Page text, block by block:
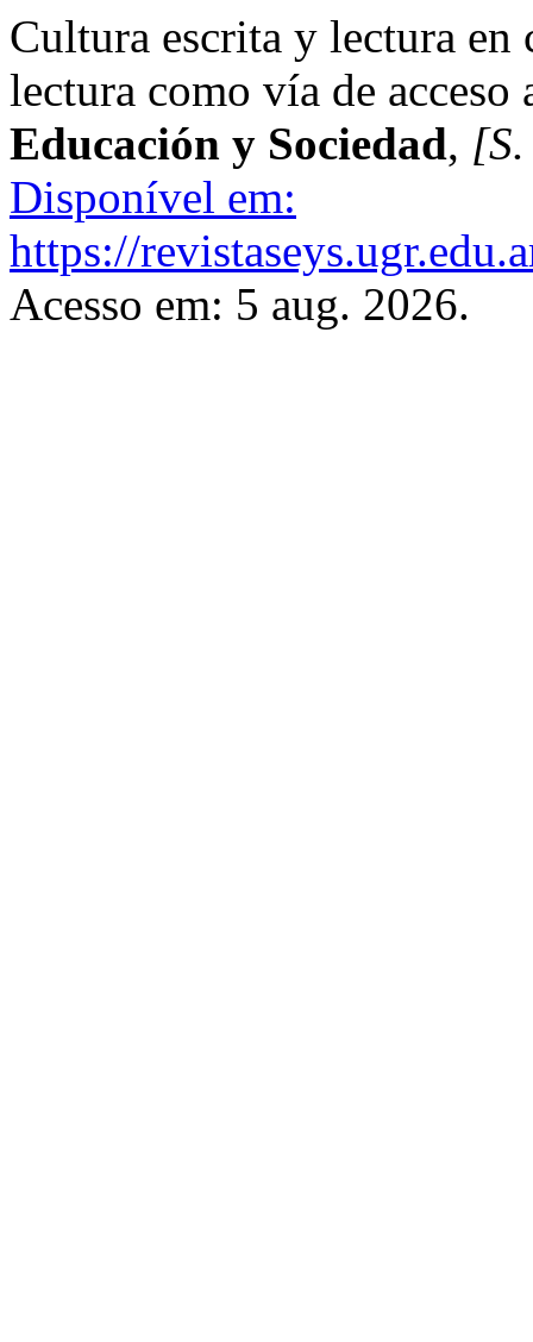
Cultura escrita y lectura
lectura como vía de
Educación y Sociedad,
Disponível em:
https://
Acesso em: 5 aug. 2026.